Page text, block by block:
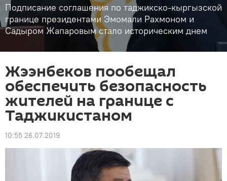
Подписание соглашения по таджикско-кыргызской
границе президентами Эмомали Рахмоном и
Садыром Жапаровым стало историческим днем
Жээнбеков пообещал
обеспечить безопасность
жителей на границе с
Таджикистаном
10:55 26.07.2019